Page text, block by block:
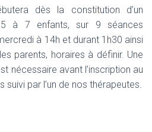
dès la constitution d’un
à 7 enfants, sur 9 séances
à 14h et durant 1h30 ainsi
parents, horaires à définir. Une
nécessaire avant l’inscription au
suivi par l’un de nos thérapeutes.